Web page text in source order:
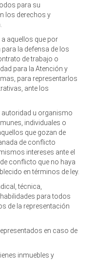
para su
los derechos y
aquellos que por
la defensa de los
de trabajo o
para la Atención y
para representarlos
ante los
autoridad u organismo
individuales o
que gozan de
de conflicto
intereses ante el
conflicto que no haya
en términos de ley.
técnica,
para todos
de la representación
en caso de
inmuebles y